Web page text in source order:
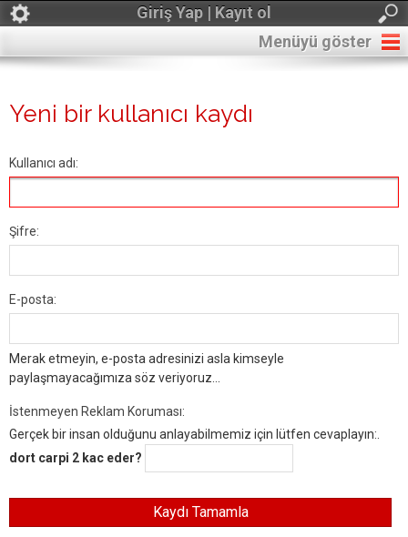
Giriş Yap | Kayıt ol
Menüyü göster
Yeni bir kullanıcı kaydı
Kullanıcı adı:
Şifre:
E-posta:
Merak etmeyin, e-posta adresinizi asla kimseyle
paylaşmayacağımıza söz veriyoruz...
İstenmeyen Reklam Koruması:
Gerçek bir insan olduğunu anlayabilmemiz için lütfen cevaplayın:.
dort carpi 2 kac eder?